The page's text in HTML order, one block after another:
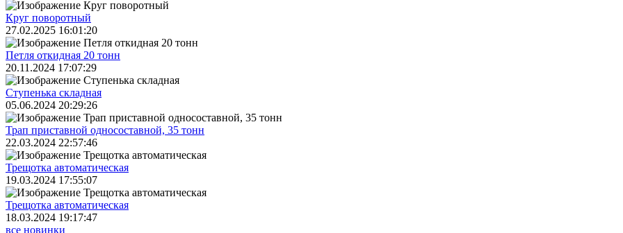
Круг поворотный
27.02.2025 16:01:20
Петля откидная 20 тонн
20.11.2024 17:07:29
Ступенька складная
05.06.2024 20:29:26
Трап приставной односоставной, 35 тонн
22.03.2024 22:57:46
Трещoтка автоматическая
19.03.2024 17:55:07
Трещoтка автоматическая
18.03.2024 19:17:47
все новинки